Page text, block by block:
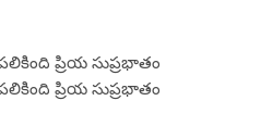
ప్రియ సుప్రభాతం
ప్రియ సుప్రభాతం